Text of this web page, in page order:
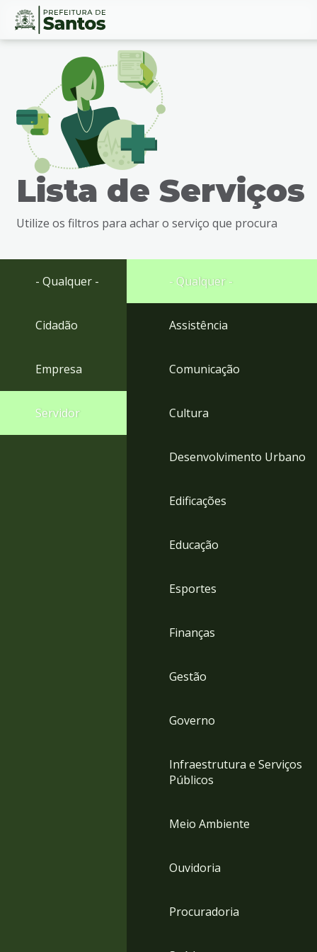
Ir
busca
Ir
Conteúdo
Lista de Serviços
Utilize os filtros para achar o serviço que procura
- Qualquer -
Cidadão
Empresa
Servidor
- Qualquer -
Assistência
Comunicação
Cultura
Desenvolvimento Urbano
Edificações
Educação
Esportes
Finanças
Gestão
Governo
Infraestrutura e Serviços
Públicos
Meio Ambiente
Ouvidoria
Procuradoria